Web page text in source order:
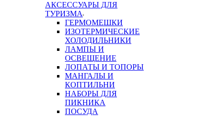
АКСЕССУАРЫ ДЛЯ
ТУРИЗМА
ГЕРМОМЕШКИ
ИЗОТЕРМИЧЕСКИЕ
ХОЛОДИЛЬНИКИ
ЛАМПЫ И
ОСВЕЩЕНИЕ
ЛОПАТЫ И ТОПОРЫ
МАНГАЛЫ И
КОПТИЛЬНИ
НАБОРЫ ДЛЯ
ПИКНИКА
ПОСУДА